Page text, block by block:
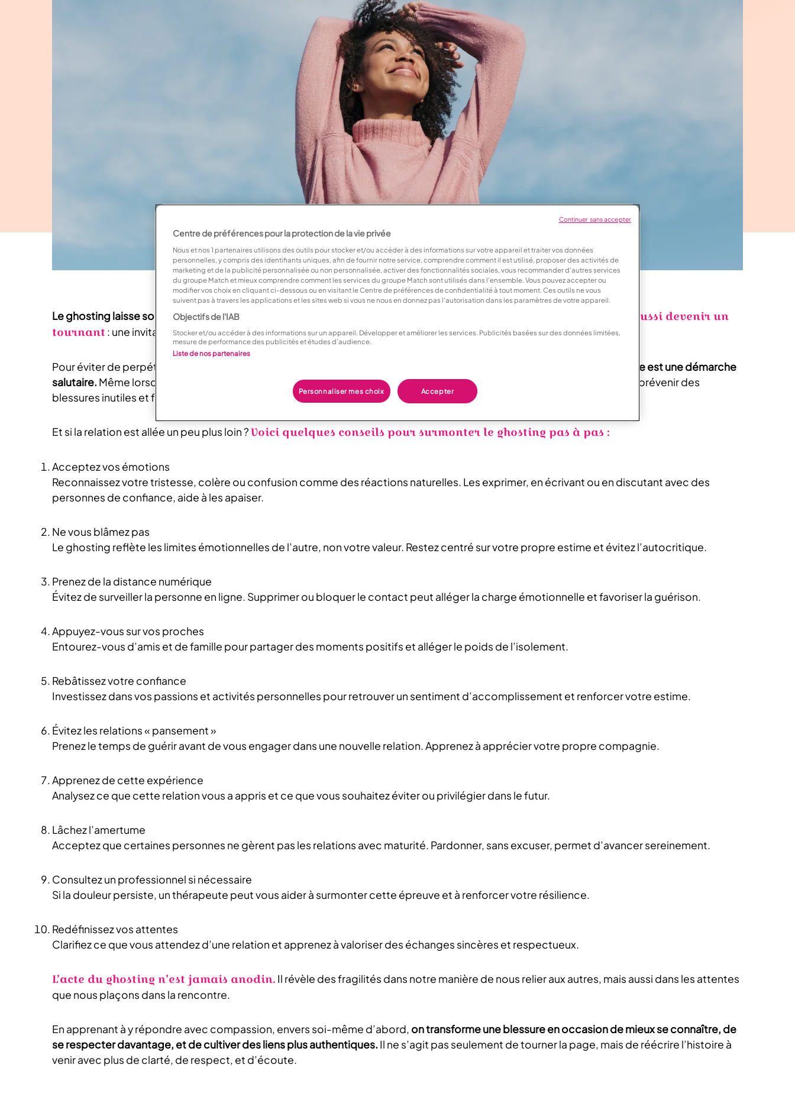
Le ghosting laisse souvent derrière lui un vide douloureux, fait de silences et de questions sans réponse.
Mais il peut aussi devenir un
tournant : une invitation à guérir, à se recentrer sur soi et à réapprendre à communiquer avec honnêteté.
Pour éviter de perpétuer ce schéma dans les relations futures,
adopter une communication plus honnête et transparente est une démarche
salutaire. Même lorsqu’une relation semble vouée à l’échec, prendre le temps de la clore avec respect et sincérité peut prévenir des
blessures inutiles et favoriser des interactions plus humaines et bienveillantes.
Et si la relation est allée un peu plus loin ?Voici quelques conseils pour surmonter le ghosting pas à pas :
Acceptez vos émotions
Reconnaissez votre tristesse, colère ou confusion comme des réactions naturelles. Les exprimer, en écrivant ou en discutant avec des
personnes de confiance, aide à les apaiser.
Ne vous blâmez pas
Le ghosting reflète les limites émotionnelles de l’autre, non votre valeur. Restez centré sur votre propre estime et évitez l’autocritique.
Prenez de la distance numérique
Évitez de surveiller la personne en ligne. Supprimer ou bloquer le contact peut alléger la charge émotionnelle et favoriser la guérison.
Appuyez-vous sur vos proches
Entourez-vous d’amis et de famille pour partager des moments positifs et alléger le poids de l’isolement.
Rebâtissez votre confiance
Investissez dans vos passions et activités personnelles pour retrouver un sentiment d’accomplissement et renforcer votre estime.
Évitez les relations « pansement »
Prenez le temps de guérir avant de vous engager dans une nouvelle relation. Apprenez à apprécier votre propre compagnie.
Apprenez de cette expérience
Analysez ce que cette relation vous a appris et ce que vous souhaitez éviter ou privilégier dans le futur.
Lâchez l’amertume
Acceptez que certaines personnes ne gèrent pas les relations avec maturité. Pardonner, sans excuser, permet d’avancer sereinement.
Consultez un professionnel si nécessaire
Si la douleur persiste, un thérapeute peut vous aider à surmonter cette épreuve et à renforcer votre résilience.
Redéfinissez vos attentes
Clarifiez ce que vous attendez d’une relation et apprenez à valoriser des échanges sincères et respectueux.
L’acte du ghosting n’est jamais anodin. Il révèle des fragilités dans notre manière de nous relier aux autres, mais aussi dans les attentes
que nous plaçons dans la rencontre.
En apprenant à y répondre avec compassion, envers soi-même d’abord, on transforme une blessure en occasion de mieux se connaître, de
se respecter davantage, et de cultiver des liens plus authentiques. Il ne s’agit pas seulement de tourner la page, mais de réécrire l’histoire à
venir avec plus de clarté, de respect, et d’écoute.
Centre de préférences pour la protection de la vie privée
Nous et nos 1 partenaires utilisons des outils pour stocker et/ou accéder à des informations sur votre appareil et traiter vos données
personnelles, y compris des identifiants uniques, afin de fournir notre service, comprendre comment il est utilisé, proposer des activités de
marketing et de la publicité personnalisée ou non personnalisée, activer des fonctionnalités sociales, vous recommander d'autres services
du groupe Match et mieux comprendre comment les services du groupe Match sont utilisés dans l'ensemble. Vous pouvez accepter ou
modifier vos choix en cliquant ci-dessous ou en visitant le Centre de préférences de confidentialité à tout moment. Ces outils ne vous
suivent pas à travers les applications et les sites web si vous ne nous en donnez pas l'autorisation dans les paramètres de votre appareil.
Objectifs de l'IAB
Stocker et/ou accéder à des informations sur un appareil. Développer et améliorer les services. Publicités basées sur des données limitées,
mesure de performance des publicités et études d’audience.
Liste de nos partenaires
Personnaliser mes choix Accepter
Continuer sans accepter